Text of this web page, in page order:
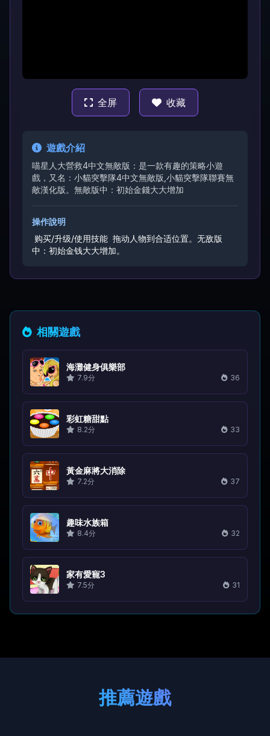
全屏 收藏
遊戲介紹
喵星人大營救4中文無敵版：是一款有趣的策略小遊
戲，又名：小貓突擊隊4中文無敵版,小貓突擊隊聯賽無
敵漢化版。無敵版中：初始金錢大大增加
操作說明
购买/升级/使用技能 拖动人物到合适位置。 无敌版
中：初始金钱大大增加。
相關遊戲
海灘健身俱樂部
7.9分 36
彩虹糖甜點
8.2分 33
黃金麻將大消除
7.2分 37
趣味水族箱
8.4分 32
家有愛寵3
7.5分 31
推薦遊戲